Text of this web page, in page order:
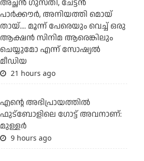
അച്ഛന്‍ ഗുസ്തി, ചേട്ടന്‍
പാര്‍ക്കൗര്‍, അനിയത്തി മൊയ്
തായ്.... മൂന്ന് പേരെയും വെച്ച് ഒരു
ആക്ഷന്‍ സിനിമ ആരെങ്കിലും
ചെയ്യുമോ എന്ന് സോഷ്യല്‍
മീഡിയ
21 hours ago
എന്റെ അഭിപ്രായത്തില്‍
ഫുട്‌ബോളിലെ ഗോട്ട് അവനാണ്:
മുള്ളര്‍
9 hours ago